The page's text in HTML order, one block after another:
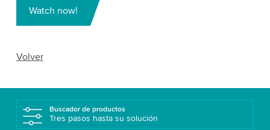
Watch now!
Volver
Buscador de productos
Tres pasos hasta su solución